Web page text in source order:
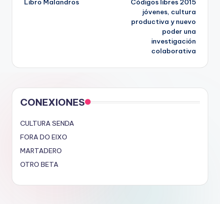
de
Libro Malandros
Códigos libres 2015
jóvenes, cultura
productiva y nuevo
poder una
investigación
colaborativa
CONEXIONES
CULTURA SENDA
FORA DO EIXO
MARTADERO
OTRO BETA